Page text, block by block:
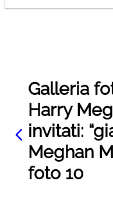
Galleria
Harry
invitati:
Meghan
foto 10